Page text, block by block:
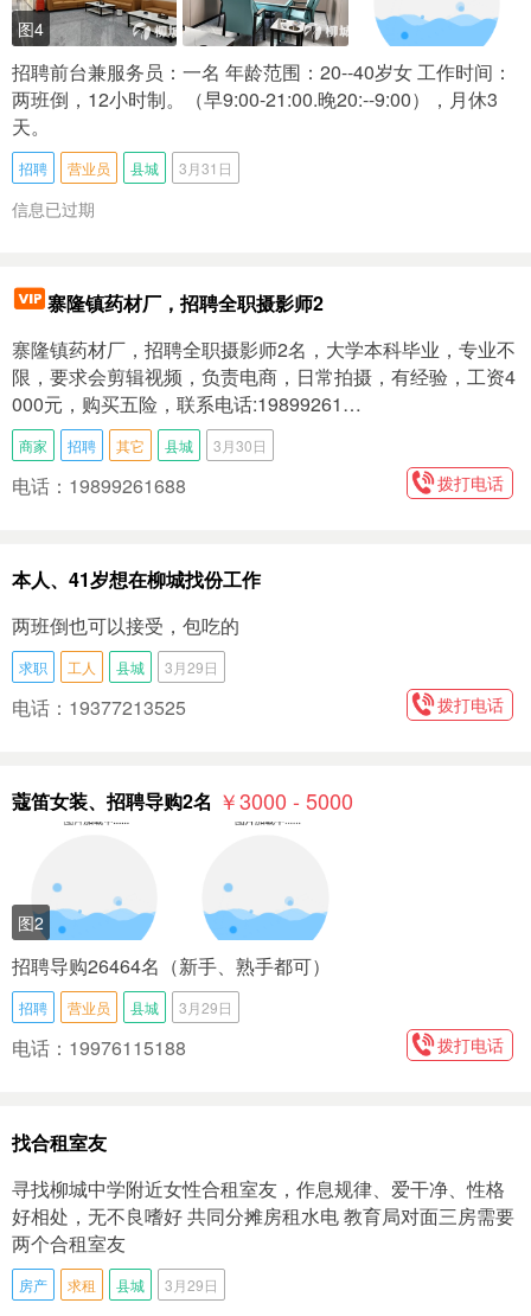
图4
招聘前台兼服务员：一名 年龄范围：20--40岁女 工作时间：
两班倒，12小时制。（早9:00-21:00.晚20:--9:00），月休3
天。
招聘 营业员 县城 3月31日
信息已过期
寨隆镇药材厂，招聘全职摄影师2
寨隆镇药材厂，招聘全职摄影师2名，大学本科毕业，专业不
限，要求会剪辑视频，负责电商，日常拍摄，有经验，工资4
000元，购买五险，联系电话:19899261…
商家 招聘 其它 县城 3月30日
电话：19899261688 拨打电话
本人、41岁想在柳城找份工作
两班倒也可以接受，包吃的
求职 工人 县城 3月29日
电话：19377213525 拨打电话
蔻笛女装、招聘导购2名 ￥3000 - 5000
图2
招聘导购26464名（新手、熟手都可）
招聘 营业员 县城 3月29日
电话：19976115188 拨打电话
找合租室友
寻找柳城中学附近女性合租室友，作息规律、爱干净、性格
好相处，无不良嗜好 共同分摊房租水电 教育局对面三房需要
两个合租室友
房产 求租 县城 3月29日